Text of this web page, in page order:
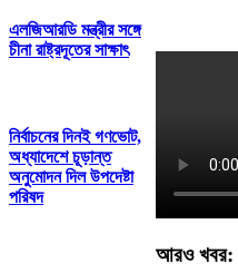
এলজিআরডি মন্ত্রীর সঙ্গে
চীনা রাষ্ট্রদূতের সাক্ষাৎ
নির্বাচনের দিনই গণভোট,
অধ্যাদেশে চূড়ান্ত
অনুমোদন দিল উপদেষ্টা
পরিষদ
আরও খবর: